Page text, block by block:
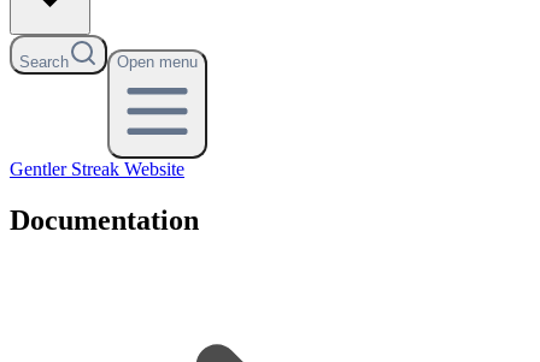
Search Open menu
Gentler Streak Website
Documentation